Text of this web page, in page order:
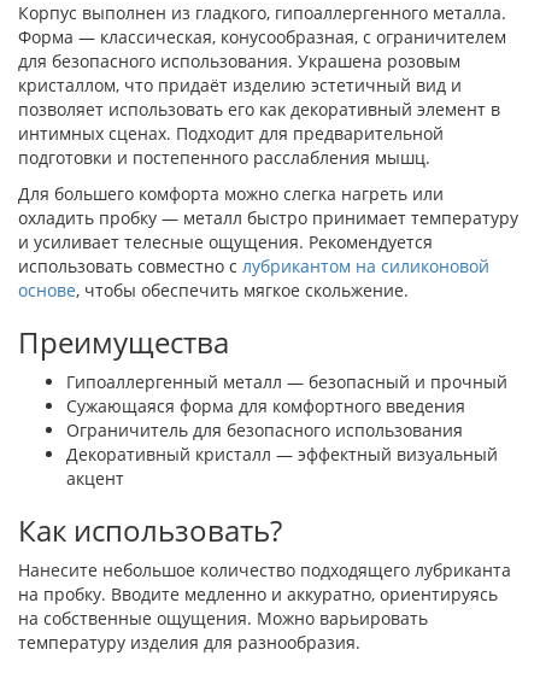
Корпус выполнен из гладкого, гипоаллергенного металла.
Форма — классическая, конусообразная, с ограничителем
для безопасного использования. Украшена розовым
кристаллом, что придаёт изделию эстетичный вид и
позволяет использовать его как декоративный элемент в
интимных сценах. Подходит для предварительной
подготовки и постепенного расслабления мышц.
Для большего комфорта можно слегка нагреть или
охладить пробку — металл быстро принимает температуру
и усиливает телесные ощущения. Рекомендуется
использовать совместно с лубрикантом на силиконовой
основе, чтобы обеспечить мягкое скольжение.
Преимущества
Гипоаллергенный металл — безопасный и прочный
Сужающаяся форма для комфортного введения
Ограничитель для безопасного использования
Декоративный кристалл — эффектный визуальный
акцент
Как использовать?
Нанесите небольшое количество подходящего лубриканта
на пробку. Вводите медленно и аккуратно, ориентируясь
на собственные ощущения. Можно варьировать
температуру изделия для разнообразия.